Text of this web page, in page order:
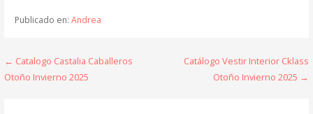
Publicado en: Andrea
Navegación
← Catalogo Castalia Caballeros
Otoño Invierno 2025
Catálogo Vestir Interior Cklass
Otoño Invierno 2025 →